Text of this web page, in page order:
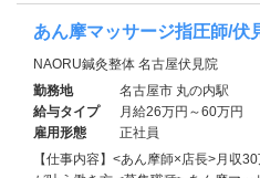
あん摩マッサージ指圧師/伏
NAORU鍼灸整体 名古屋伏見院
勤務地
名古屋市 丸の内駅
給与タイプ
月給26万円～60万円
雇用形態
正社員
【仕事内容】<あん摩師×店長>月収